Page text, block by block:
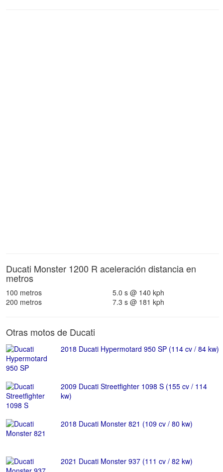
Ducati Monster 1200 R aceleración distancia en
metros
100 metros
5.0 s @ 140 kph
200 metros
7.3 s @ 181 kph
Otras motos de Ducati
2018 Ducati Hypermotard 950 SP (114 cv / 84 kw)
2009 Ducati Streetfighter 1098 S (155 cv / 114
kw)
2018 Ducati Monster 821 (109 cv / 80 kw)
2021 Ducati Monster 937 (111 cv / 82 kw)